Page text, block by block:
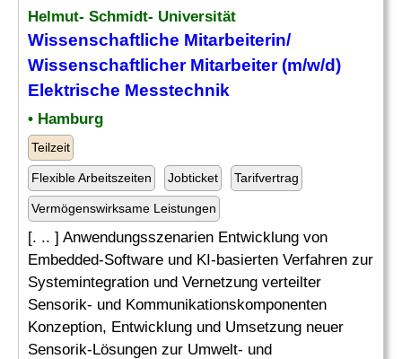
Helmut- Schmidt- Universität
Wissenschaftliche Mitarbeiterin/
Wissenschaftlicher Mitarbeiter (m/w/d)
Elektrische Messtechnik
• Hamburg
Teilzeit
Flexible Arbeitszeiten Jobticket Tarifvertrag
Vermögenswirksame Leistungen
[. .. ] Anwendungsszenarien Entwicklung von
Embedded-Software und KI-basierten Verfahren zur
Systemintegration und Vernetzung verteilter
Sensorik- und Kommunikationskomponenten
Konzeption, Entwicklung und Umsetzung neuer
Sensorik-Lösungen zur Umwelt- und